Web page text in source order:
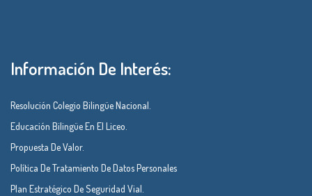
Información De Interés:
Resolución Colegio Bilingüe Nacional.
Educación Bilingüe En El Liceo.
Propuesta De Valor.
Política De Tratamiento De Datos Personales
Plan Estratégico De Seguridad Vial.